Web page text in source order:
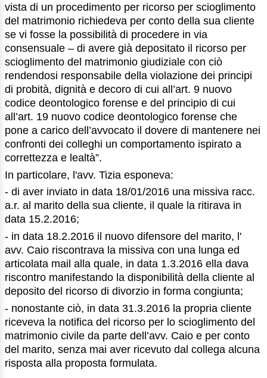
vista di un procedimento per ricorso per scioglimento
del matrimonio richiedeva per conto della sua cliente
se vi fosse la possibilità di procedere in via
consensuale – di avere già depositato il ricorso per
scioglimento del matrimonio giudiziale con ciò
rendendosi responsabile della violazione dei principi
di probità, dignità e decoro di cui all’art. 9 nuovo
codice deontologico forense e del principio di cui
all’art. 19 nuovo codice deontologico forense che
pone a carico dell’avvocato il dovere di mantenere nei
confronti dei colleghi un comportamento ispirato a
correttezza e lealtà”.
In particolare, l'avv. Tizia esponeva:
- di aver inviato in data 18/01/2016 una missiva racc.
a.r. al marito della sua cliente, il quale la ritirava in
data 15.2.2016;
- in data 18.2.2016 il nuovo difensore del marito, l'
avv. Caio riscontrava la missiva con una lunga ed
articolata mail alla quale, in data 1.3.2016 ella dava
riscontro manifestando la disponibilità della cliente al
deposito del ricorso di divorzio in forma congiunta;
- nonostante ciò, in data 31.3.2016 la propria cliente
riceveva la notifica del ricorso per lo scioglimento del
matrimonio civile da parte dell’avv. Caio e per conto
del marito, senza mai aver ricevuto dal collega alcuna
risposta alla proposta formulata.